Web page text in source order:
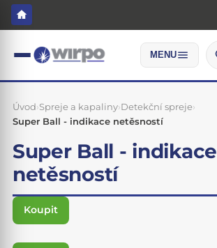
MENU
Úvod›Spreje a kapaliny›Detekční spreje›
Super Ball - indikace netěsností
Super Ball - indikace
netěsností
Koupit